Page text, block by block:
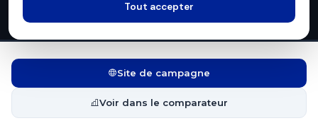
106propositions11thèmes couverts3candidats en lice
Site de campagne
Voir dans le comparateur
Tout accepter